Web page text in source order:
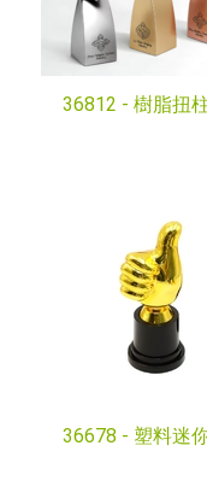
36812 - 樹脂扭
36678 - 塑料迷